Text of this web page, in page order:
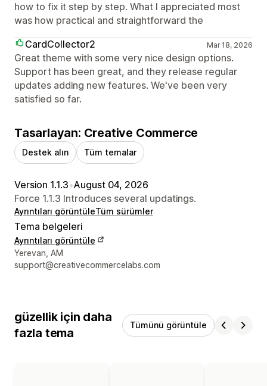
how to fix it step by step. What I appreciated most
was how practical and straightforward the
CardCollector2
Mar 18, 2026
Great theme with some very nice design options.
Support has been great, and they release regular
updates adding new features. We've been very
satisfied so far.
Tasarlayan: Creative Commerce
Destek alın Tüm temalar
Version 1.1.3•August 04, 2026
Force 1.1.3 Introduces several updatings.
Ayrıntıları görüntüleTüm sürümler
Tema belgeleri
Ayrıntıları görüntüle
Tasarımcı iletişim bilgileri
Yerevan, AM
support@creativecommercelabs.com
güzellik için daha
fazla tema
Tümünü görüntüle